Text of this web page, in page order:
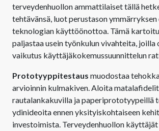
terveydenhuollon ammattilaiset tällä
tehtävänsä, luot perustason ymmärryksen
teknologian käyttöönottoa. Tämä
paljastaa usein työnkulun vivahteita,
vaikutus käyttäjäkokemussuunnittelun
Prototyyppitestaus muodostaa
arvioinnin kulmakiven. Aloita
rautalankakuvilla ja paperiprototyypeillä
ydinideoita ennen yksityiskohtaiseen
investoimista. Terveydenhuollon